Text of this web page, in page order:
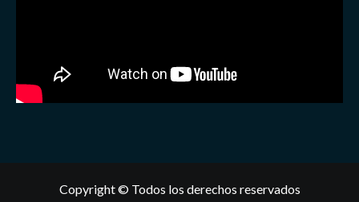
Copyright © Todos los derechos reservados